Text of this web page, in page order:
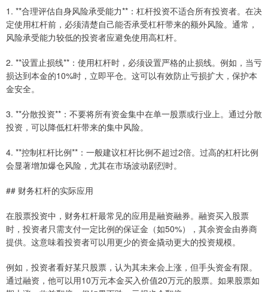
1. **合理评估自身风险承受能力**：杠杆投资不适合所有投资者。在决
定使用杠杆前，必须清楚自己能否承受杠杆带来的额外风险。通常，
风险承受能力较低的投资者应避免使用高杠杆。
2. **设置止损线**：使用杠杆时，必须设置严格的止损线。例如，当亏
损达到本金的10%时，立即平仓。这可以有效防止亏损扩大，保护本
金安全。
3. **分散投资**：不要将所有资金集中在单一股票或行业上。通过分散
投资，可以降低杠杆带来的集中风险。
4. **控制杠杆比例**：一般建议杠杆比例不超过2倍。过高的杠杆比例
会显著增加爆仓风险，尤其在市场波动剧烈时。
## 财务杠杆的实际应用
在股票投资中，财务杠杆最常见的应用是融资融券。融资买入股票
时，投资者只需支付一定比例的保证金（如50%），其余资金由券商
提供。这意味着投资者可以用更少的资金撬动更大的投资规模。
例如，投资者看好某只股票，认为其未来会上涨，但手头资金有限。
通过融资，他可以用10万元本金买入价值20万元的股票。如果股票如